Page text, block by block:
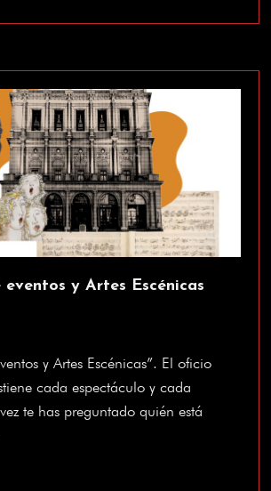
eventos y Artes Escénicas
y Artes Escénicas”. El oficio
cada espectáculo y cada
te has preguntado quién está